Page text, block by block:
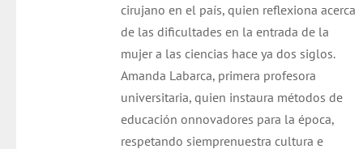
cirujano en el país, quien reflexiona acerca
de las dificultades en la entrada de la
mujer a las ciencias hace ya dos siglos.
Amanda Labarca, primera profesora
universitaria, quien instaura métodos de
educación onnovadores para la época,
respetando siemprenuestra cultura e